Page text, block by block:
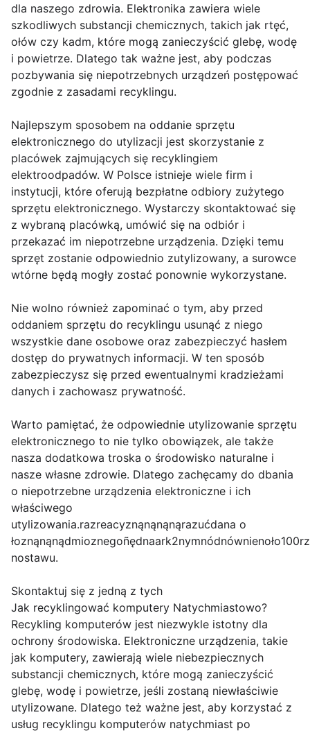
dla naszego zdrowia. Elektronika zawiera wiele
szkodliwych substancji chemicznych, takich jak rtęć,
ołów czy kadm, które mogą zanieczyścić glebę, wodę
i powietrze. Dlatego tak ważne jest, aby podczas
pozbywania się niepotrzebnych urządzeń postępować
zgodnie z zasadami recyklingu.
Najlepszym sposobem na oddanie sprzętu
elektronicznego do utylizacji jest skorzystanie z
placówek zajmujących się recyklingiem
elektroodpadów. W Polsce istnieje wiele firm i
instytucji, które oferują bezpłatne odbiory zużytego
sprzętu elektronicznego. Wystarczy skontaktować się
z wybraną placówką, umówić się na odbiór i
przekazać im niepotrzebne urządzenia. Dzięki temu
sprzęt zostanie odpowiednio zutylizowany, a surowce
wtórne będą mogły zostać ponownie wykorzystane.
Nie wolno również zapominać o tym, aby przed
oddaniem sprzętu do recyklingu usunąć z niego
wszystkie dane osobowe oraz zabezpieczyć hasłem
dostęp do prywatnych informacji. W ten sposób
zabezpieczysz się przed ewentualnymi kradzieżami
danych i zachowasz prywatność.
Warto pamiętać, że odpowiednie utylizowanie sprzętu
elektronicznego to nie tylko obowiązek, ale także
nasza dodatkowa troska o środowisko naturalne i
nasze własne zdrowie. Dlatego zachęcamy do dbania
o niepotrzebne urządzenia elektroniczne i ich
właściwego
utylizowania.razreacyznąnąnąnąrazućdana o
nostawu.
Skontaktuj się z jedną z tych
Jak recyklingować komputery Natychmiastowo?
Recykling komputerów jest niezwykle istotny dla
ochrony środowiska. Elektroniczne urządzenia, takie
jak komputery, zawierają wiele niebezpiecznych
substancji chemicznych, które mogą zanieczyścić
glebę, wodę i powietrze, jeśli zostaną niewłaściwie
utylizowane. Dlatego też ważne jest, aby korzystać z
usług recyklingu komputerów natychmiast po